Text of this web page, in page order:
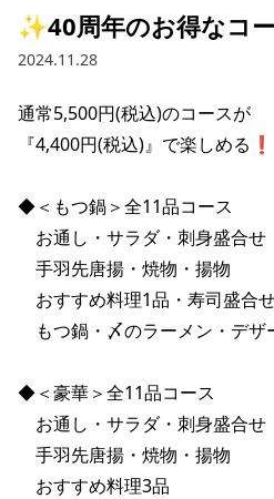
組織図
所在地
焼とりてっぱん
玉鋼
や台や
海老どて食堂
華花
コーポレートガバナンス
業績推移
株式情報
IRライブラリ
IRライブラリトップ
決算短信
決算説明資料
株主通信
株主総会関連資料
その他IR資料
IRカレンダー
株価情報
電子公告
FAQ
パート・アルバイト
お問い合わせ
IRお問い合わせ
プライバシーポリシー
リンク集
サイトマップ
✨40周年のお得なコ
2024.11.28
通常5,500円(税込)のコースが
『4,400円(税込)』で楽しめる❗️
◆＜もつ鍋＞全11品コース
お通し・サラダ・刺身盛合せ
手羽先唐揚・焼物・揚物
おすすめ料理1品・寿司盛合
もつ鍋・〆のラーメン・デザ
◆＜豪華＞全11品コース
お通し・サラダ・刺身盛合せ
手羽先唐揚・焼物・揚物
おすすめ料理3品